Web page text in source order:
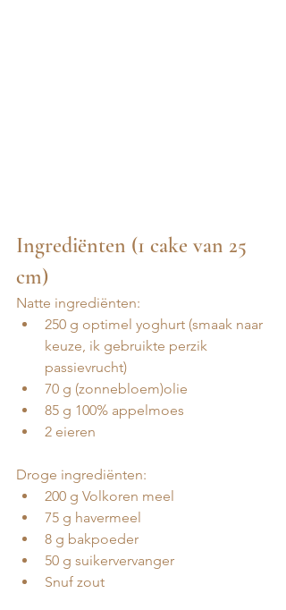
Ingrediënten (1 cake van 25
cm)
Natte ingrediënten:
250 g optimel yoghurt (smaak naar
keuze, ik gebruikte perzik
passievrucht)
70 g (zonnebloem)olie
85 g 100% appelmoes
2 eieren
Droge ingrediënten:
200 g Volkoren meel
75 g havermeel
8 g bakpoeder
50 g suikervervanger
Snuf zout